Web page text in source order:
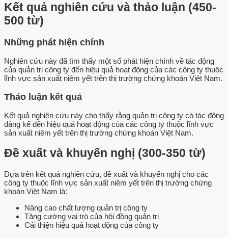
Kết quả nghiên cứu và thảo luận (450-
500 từ)
Những phát hiện chính
Nghiên cứu này đã tìm thấy một số phát hiện chính về tác động
của quản trị công ty đến hiệu quả hoạt động của các công ty thuộc
lĩnh vực sản xuất niêm yết trên thị trường chứng khoán Việt Nam.
Thảo luận kết quả
Kết quả nghiên cứu này cho thấy rằng quản trị công ty có tác động
đáng kể đến hiệu quả hoạt động của các công ty thuộc lĩnh vực
sản xuất niêm yết trên thị trường chứng khoán Việt Nam.
Đề xuất và khuyến nghị (300-350 từ)
Dựa trên kết quả nghiên cứu, đề xuất và khuyến nghị cho các
công ty thuộc lĩnh vực sản xuất niêm yết trên thị trường chứng
khoán Việt Nam là:
Nâng cao chất lượng quản trị công ty
Tăng cường vai trò của hội đồng quản trị
Cải thiện hiệu quả hoạt động của công ty